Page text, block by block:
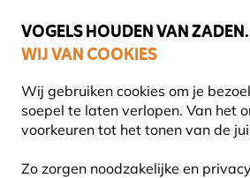
VOGELS HOUDEN VAN
WIJ VAN COOKIES
Wij gebruiken cookies om je
soepel te laten verlopen. Van het
voorkeuren tot het tonen van de
Zo zorgen noodzakelijke en
Uitstekend beoordeeld door
Gratis thuisbezorgd bij